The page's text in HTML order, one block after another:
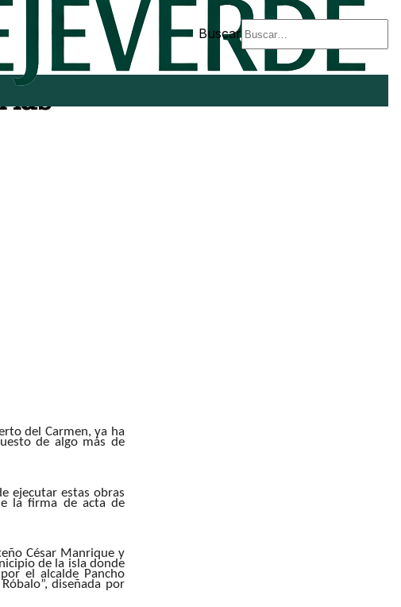
Buscar
del Carmen, ya ha
de algo más de
ejecutar estas obras
la firma de acta de
César Manrique y
de la isla donde
el alcalde Pancho
diseñada por